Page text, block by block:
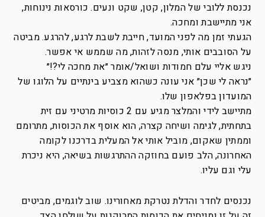
נכנסת ללובי של המלון, קטן, שקט ונעים. כורסאות נינוחות,
אני מתיישבת ומחכה.
הגעתי זמן מה לפני המועד, חייבת לשבת לרגע, להרגע. מביטה
על הסובבים אותי, מנסה לזהות, מה שממש אי אפשר.
ניגש אליי עלם חמודות ושואל/אומר ״את מחכה לי?!״
״נראה לי שכן״ אני עונה כשהוא מצביע בינתיים על הלוגו של
המועדון בפלאפון שלו.
מתיישב לידי והמלצר מגיע עם 2 כוסיות מרטיני עם זית
בתחתית, לגימה ושיחה קצרה, הוא אוסף את הכוסות, מתרומם
וממתין שאקום, מוביל אותי אל המעלית בדרכנו לקומה
האחרונה, הלב פועם בחוזקה ההתרגשות בשיאה, היא ניכרת
עלי וגם עליו.
נכנסים לחדר והדלת נטרקת מאחורינו. שוב לוגמים, מביטים